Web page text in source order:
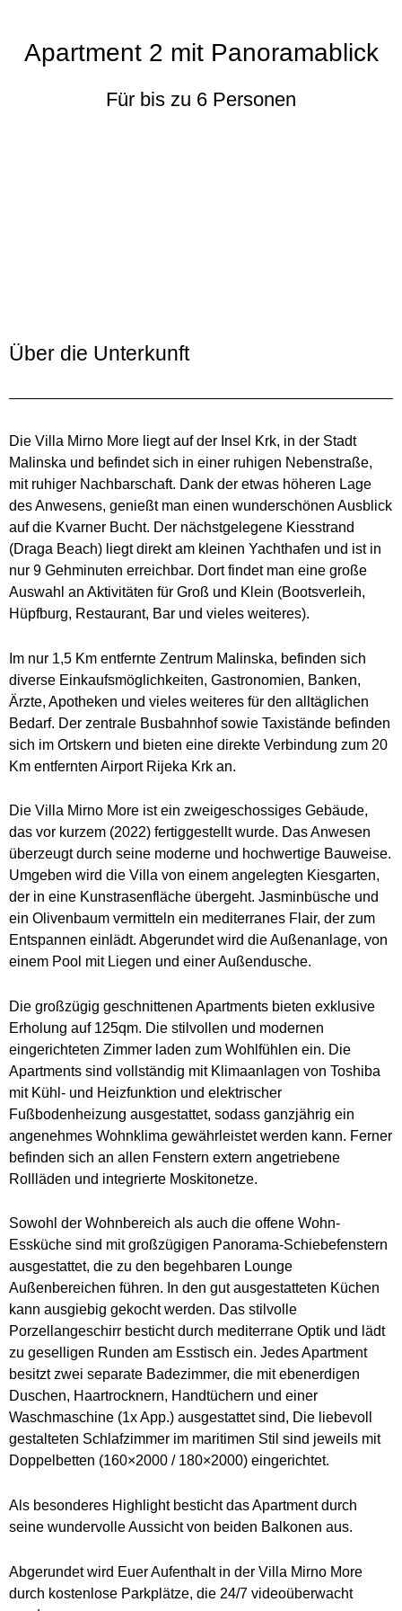
Apartment 2 mit Panoramablick
Für bis zu 6 Personen
Über die Unterkunft
Die Villa Mirno More liegt auf der Insel Krk, in der Stadt
Malinska und befindet sich in einer ruhigen Nebenstraße,
mit ruhiger Nachbarschaft. Dank der etwas höheren Lage
des Anwesens, genießt man einen wunderschönen Ausblick
auf die Kvarner Bucht. Der nächstgelegene Kiesstrand
(Draga Beach) liegt direkt am kleinen Yachthafen und ist in
nur 9 Gehminuten erreichbar. Dort findet man eine große
Auswahl an Aktivitäten für Groß und Klein (Bootsverleih,
Hüpfburg, Restaurant, Bar und vieles weiteres).
Im nur 1,5 Km entfernte Zentrum Malinska, befinden sich
diverse Einkaufsmöglichkeiten, Gastronomien, Banken,
Ärzte, Apotheken und vieles weiteres für den alltäglichen
Bedarf. Der zentrale Busbahnhof sowie Taxistände befinden
sich im Ortskern und bieten eine direkte Verbindung zum 20
Km entfernten Airport Rijeka Krk an.
Die Villa Mirno More ist ein zweigeschossiges Gebäude,
das vor kurzem (2022) fertiggestellt wurde. Das Anwesen
überzeugt durch seine moderne und hochwertige Bauweise.
Umgeben wird die Villa von einem angelegten Kiesgarten,
der in eine Kunstrasenfläche übergeht. Jasminbüsche und
ein Olivenbaum vermitteln ein mediterranes Flair, der zum
Entspannen einlädt. Abgerundet wird die Außenanlage, von
einem Pool mit Liegen und einer Außendusche.
Die großzügig geschnittenen Apartments bieten exklusive
Erholung auf 125qm. Die stilvollen und modernen
eingerichteten Zimmer laden zum Wohlfühlen ein. Die
Apartments sind vollständig mit Klimaanlagen von Toshiba
mit Kühl- und Heizfunktion und elektrischer
Fußbodenheizung ausgestattet, sodass ganzjährig ein
angenehmes Wohnklima gewährleistet werden kann. Ferner
befinden sich an allen Fenstern extern angetriebene
Rollläden und integrierte Moskitonetze.
Sowohl der Wohnbereich als auch die offene Wohn-
Essküche sind mit großzügigen Panorama-Schiebefenstern
ausgestattet, die zu den begehbaren Lounge
Außenbereichen führen. In den gut ausgestatteten Küchen
kann ausgiebig gekocht werden. Das stilvolle
Porzellangeschirr besticht durch mediterrane Optik und lädt
zu geselligen Runden am Esstisch ein. Jedes Apartment
besitzt zwei separate Badezimmer, die mit ebenerdigen
Duschen, Haartrocknern, Handtüchern und einer
Waschmaschine (1x App.) ausgestattet sind, Die liebevoll
gestalteten Schlafzimmer im maritimen Stil sind jeweils mit
Doppelbetten (160×2000 / 180×2000) eingerichtet.
Als besonderes Highlight besticht das Apartment durch
seine wundervolle Aussicht von beiden Balkonen aus.
Abgerundet wird Euer Aufenthalt in der Villa Mirno More
durch kostenlose Parkplätze, die 24/7 videoüberwacht